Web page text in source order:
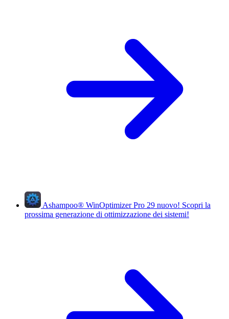
Ashampoo® WinOptimizer Pro 29 nuovo! Scopri la
prossima generazione di ottimizzazione dei sistemi!